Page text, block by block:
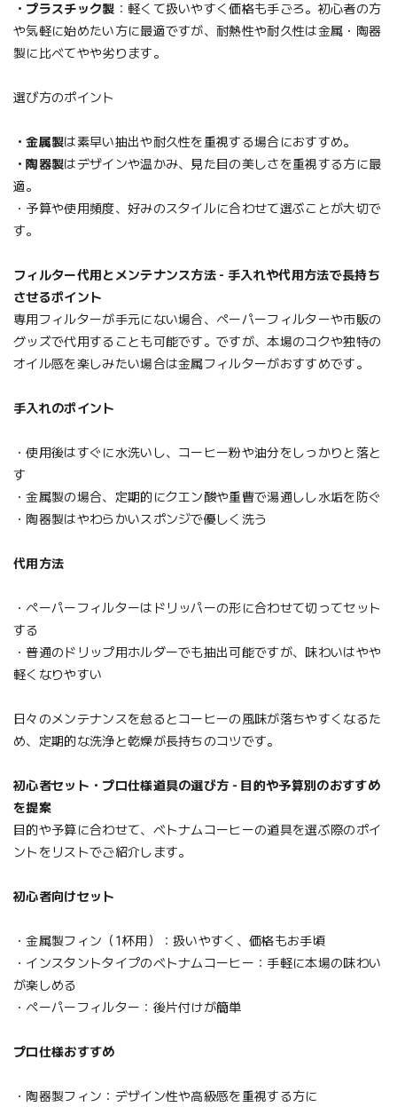
・プラスチック製 ：軽くて扱いやすく価格も手ごろ。初心者の方
や気軽に始めたい方に最適ですが、耐熱性や耐久性は金属・陶器
製に比べてやや劣ります。
選び方のポイント
・金属製は素早い抽出や耐久性を重視する場合におすすめ。
・陶器製はデザインや温かみ、見た目の美しさを重視する方に最
適。
・予算や使用頻度、好みのスタイルに合わせて選ぶことが大切で
す。
フィルター代用とメンテナンス方法 - 手入れや代用方法で長持ち
させるポイント
専用フィルターが手元にない場合、ペーパーフィルターや市販の
グッズで代用することも可能です。ですが、本場のコクや独特の
オイル感を楽しみたい場合は金属フィルターがおすすめです。
手入れのポイント
・使用後はすぐに水洗いし、コーヒー粉や油分をしっかりと落と
す
・金属製の場合、定期的にクエン酸や重曹で湯通しし水垢を防ぐ
・陶器製はやわらかいスポンジで優しく洗う
代用方法
・ペーパーフィルターはドリッパーの形に合わせて切ってセット
する
・普通のドリップ用ホルダーでも抽出可能ですが、味わいはやや
軽くなりやすい
日々のメンテナンスを怠るとコーヒーの風味が落ちやすくなるた
め、定期的な洗浄と乾燥が長持ちのコツです。
初心者セット・プロ仕様道具の選び方 - 目的や予算別のおすすめ
を提案
目的や予算に合わせて、ベトナムコーヒーの道具を選ぶ際のポイ
ントをリストでご紹介します。
初心者向けセット
・金属製フィン（1杯用）：扱いやすく、価格もお手頃
・インスタントタイプのベトナムコーヒー：手軽に本場の味わい
が楽しめる
・ペーパーフィルター：後片付けが簡単
プロ仕様おすすめ
・陶器製フィン：デザイン性や高級感を重視する方に